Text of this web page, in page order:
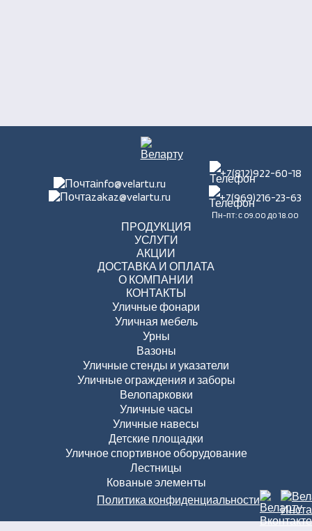
info@velartu.ru
zakaz@velartu.ru
+7(812)922-60-18
+7(969)216-23-63
Пн-пт: с 09.00 до 18.00
ПРОДУКЦИЯ
УСЛУГИ
АКЦИИ
ДОСТАВКА И ОПЛАТА
О КОМПАНИИ
КОНТАКТЫ
Уличные фонари
Уличная мебель
Урны
Вазоны
Уличные стенды и указатели
Уличные ограждения и заборы
Велопарковки
Уличные часы
Уличные навесы
Детские площадки
Уличное спортивное оборудование
Лестницы
Кованые элементы
Политика конфиденциальности